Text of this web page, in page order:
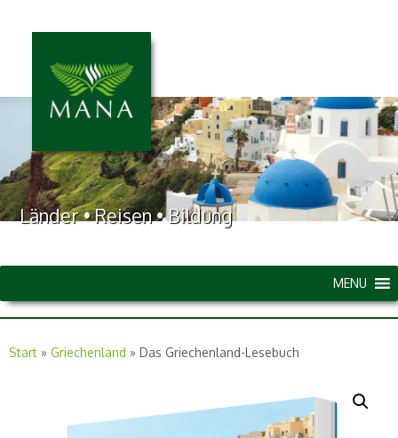
Länder • Reisen • Bildung
MENU
Start » Griechenland » Das Griechenland-Lesebuch